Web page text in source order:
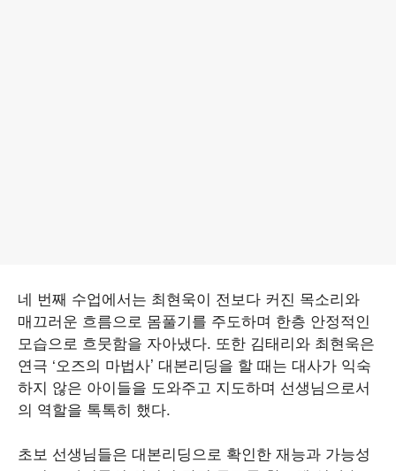
네 번째 수업에서는 최현욱이 전보다 커진 목소리와
매끄러운 흐름으로 몸풀기를 주도하며 한층 안정적인
모습으로 흐뭇함을 자아냈다. 또한 김태리와 최현욱은
연극 ‘오즈의 마법사’ 대본리딩을 할 때는 대사가 익숙
하지 않은 아이들을 도와주고 지도하며 선생님으로서
의 역할을 톡톡히 했다.
초보 선생님들은 대본리딩으로 확인한 재능과 가능성